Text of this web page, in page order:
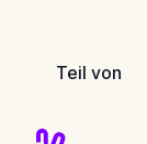
Teil von